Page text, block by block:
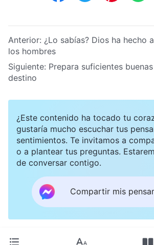
Anterior: ¿Lo sabías? Dios ha hecho
los hombres
Siguiente: Prepara suficientes
destino
¿Este contenido ha tocado tu
gustaría mucho escuchar tus
sentimientos. Te invitamos a
o a plantear tus preguntas.
de conversar contigo.
Compartir mis